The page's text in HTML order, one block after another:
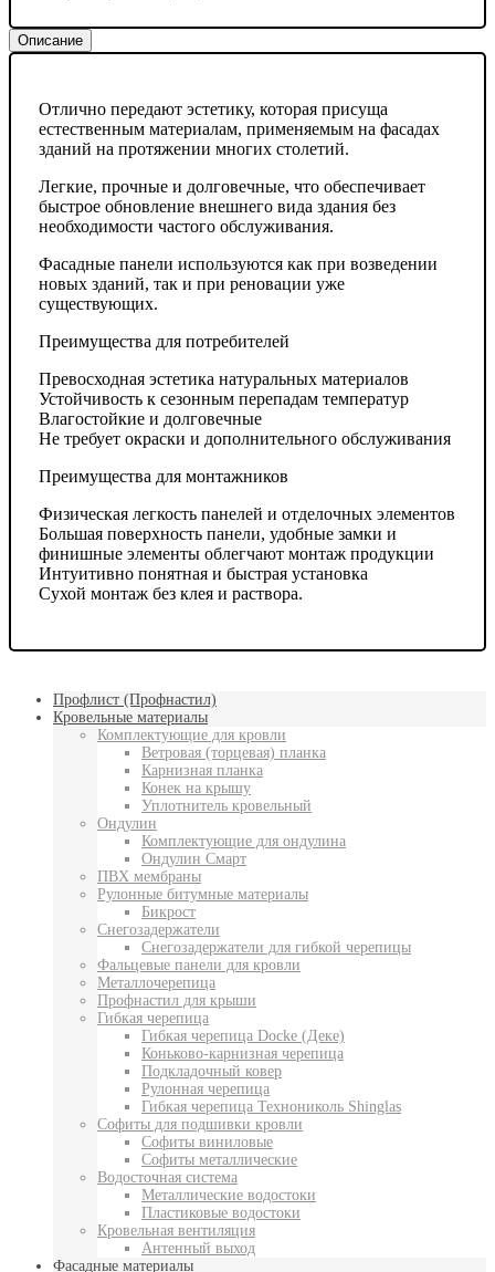
Описание
Отлично передают эстетику, которая присуща
естественным материалам, применяемым на фасадах
зданий на протяжении многих столетий.
Легкие, прочные и долговечные, что обеспечивает
быстрое обновление внешнего вида здания без
необходимости частого обслуживания.
Фасадные панели используются как при возведении
новых зданий, так и при реновации уже
существующих.
Преимущества для потребителей
Превосходная эстетика натуральных материалов
Устойчивость к сезонным перепадам температур
Влагостойкие и долговечные
Не требует окраски и дополнительного обслуживания
Преимущества для монтажников
Физическая легкость панелей и отделочных элементов
Большая поверхность панели, удобные замки и
финишные элементы облегчают монтаж продукции
Интуитивно понятная и быстрая установка
Сухой монтаж без клея и раствора.
Профлист (Профнастил)
Кровельные материалы
Комплектующие для кровли
Ветровая (торцевая) планка
Карнизная планка
Конек на крышу
Уплотнитель кровельный
Ондулин
Комплектующие для ондулина
Ондулин Смарт
ПВХ мембраны
Рулонные битумные материалы
Бикрост
Снегозадержатели
Снегозадержатели для гибкой черепицы
Фальцевые панели для кровли
Металлочерепица
Профнастил для крыши
Гибкая черепица
Гибкая черепица Docke (Деке)
Коньково-карнизная черепица
Подкладочный ковер
Рулонная черепица
Гибкая черепица Технониколь Shinglas
Софиты для подшивки кровли
Софиты виниловые
Софиты металлические
Водосточная система
Металлические водостоки
Пластиковые водостоки
Кровельная вентиляция
Антенный выход
Фасадные материалы